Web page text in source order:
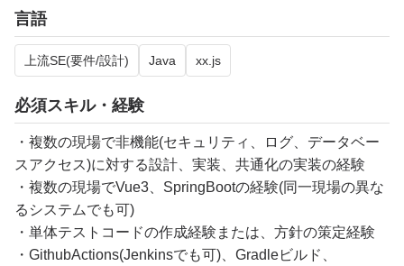
言語
上流SE(要件/設計) Java xx.js
必須スキル・経験
・複数の現場で非機能(セキュリティ、ログ、データベー
スアクセス)に対する設計、実装、共通化の実装の経験
・複数の現場でVue3、SpringBootの経験(同一現場の異な
るシステムでも可)
・単体テストコードの作成経験または、方針の策定経験
・GithubActions(Jenkinsでも可)、Gradleビルド、